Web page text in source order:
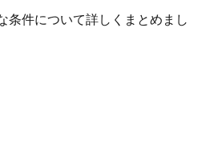
条件について詳しくまとめまし